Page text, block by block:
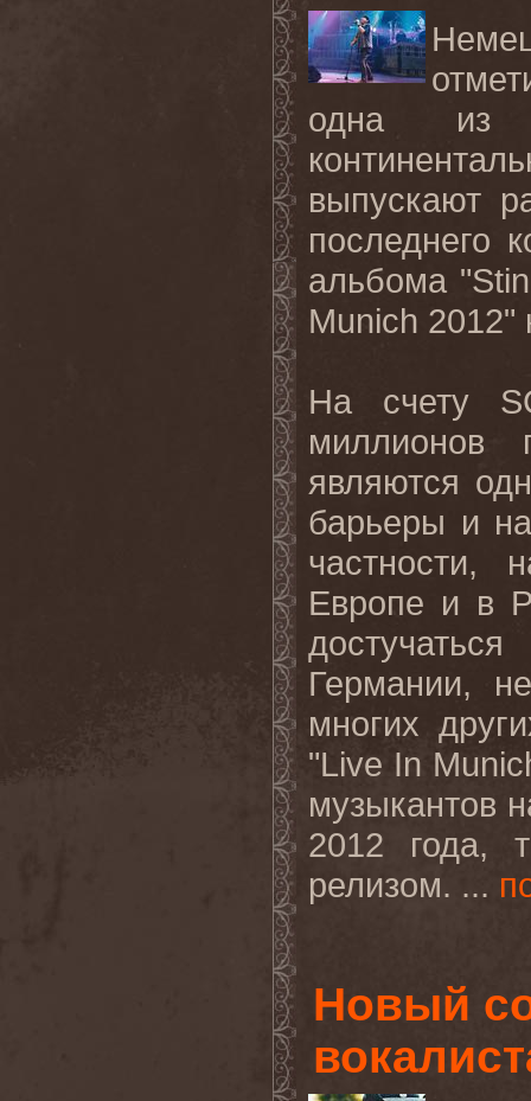
одна из
выпускают
последнего
альбома "
Munich 2012"
На счету
миллионов
являются
барьеры и
частности,
Европе и в
Германии,
многих
"Live In
музыкантов
2012 года,
релизом. ...
Новый